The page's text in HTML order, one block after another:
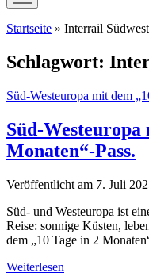
öffnen
Startseite » Interrail
Schlagwort:
Süd-Westeuropa mit dem
Süd-Westeuropa
Monaten“-Pass.
Veröffentlicht am 7. Juli
Süd- und Westeuropa ist
Reise: sonnige Küsten,
dem „10 Tage in 2
Weiterlesen